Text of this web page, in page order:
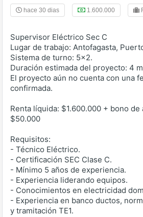
hace 30 dias 1.600.000
Supervisor Eléctrico Sec C
Lugar de trabajo: Antofagasta,
Sistema de turno: 5x2.
Duración estimada del proyecto: 4
El proyecto aún no cuenta con una
confirmada.
Renta líquida: $1.600.000 + bono de
$50.000
Requisitos:
- Técnico Eléctrico.
- Certificación SEC Clase C.
- Mínimo 5 años de experiencia.
- Experiencia liderando equipos.
- Conocimientos en electricidad
- Experiencia en banco ductos,
y tramitación TE1.